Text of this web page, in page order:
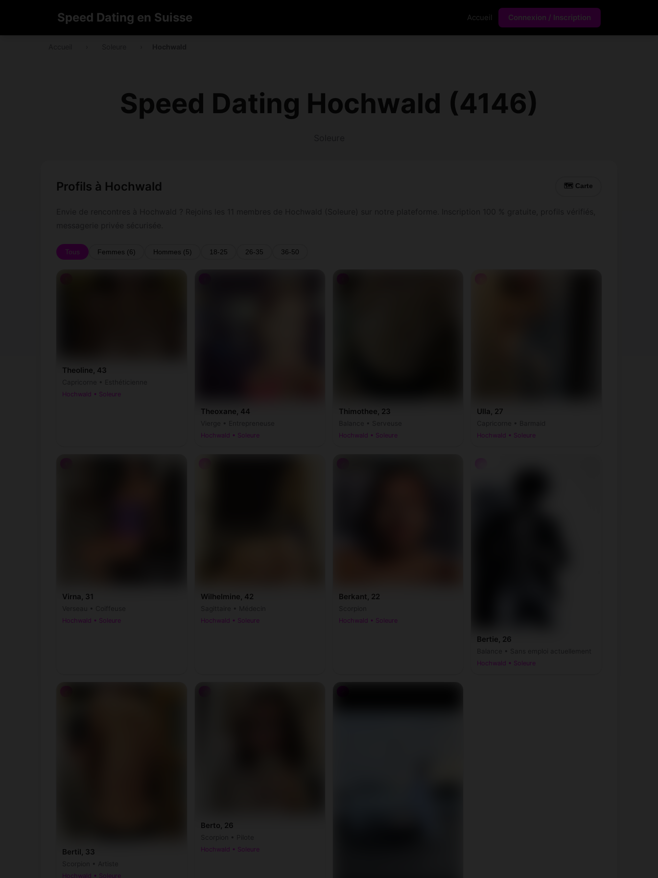
Speed Dating en Suisse Accueil Connexion / Inscription
Speed Dating Hochwald (4146)
Profils à Hochwald 🗺 Carte
Tous Femmes (6) Hommes (5) 18-25 26-35 36-50
Theoline, 43
Hochwald • Soleure
Theoxane, 44
Hochwald • Soleure
Thimothee, 23
Hochwald • Soleure
Ulla, 27
Hochwald • Soleure
Virna, 31
Hochwald • Soleure
Wilhelmine, 42
Hochwald • Soleure
Berkant, 22
Hochwald • Soleure
Bertie, 26
Hochwald • Soleure
Bertil, 33
Hochwald • Soleure
Berto, 26
Hochwald • Soleure